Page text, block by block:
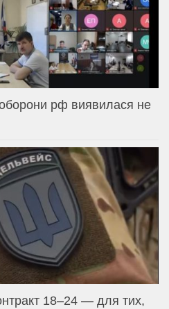
рф виявилася не
18–24 — для тих,